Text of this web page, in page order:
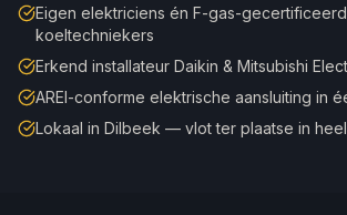
Eigen elektriciens én F-gas-
koeltechniekers
Erkend installateur Daikin & Mitsubishi
AREI-conforme elektrische aansluiting in
Lokaal in Dilbeek — vlot ter plaatse in